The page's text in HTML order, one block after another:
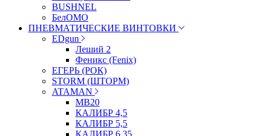
BUSHNEL
БелОМО
ПНЕВМАТИЧЕСКИЕ ВИНТОВКИ
EDgun
Леший 2
Феникс (Fenix)
ЕГЕРЬ (РОК)
STORM (ШТОРМ)
ATAMAN
МВ20
КАЛИБР 4,5
КАЛИБР 5,5
КАЛИБР 6,35